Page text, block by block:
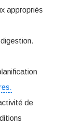
appropriés
de